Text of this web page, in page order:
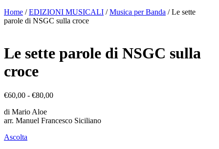
Home /EDIZIONI MUSICALI /Musica per Banda / Le sette
parole di NSGC sulla croce
Le sette parole di NSGC sulla
croce
€60,00 - €80,00Fascia
da
di Mario Aloe
arr. Manuel Francesco Siciliano
Ascolta